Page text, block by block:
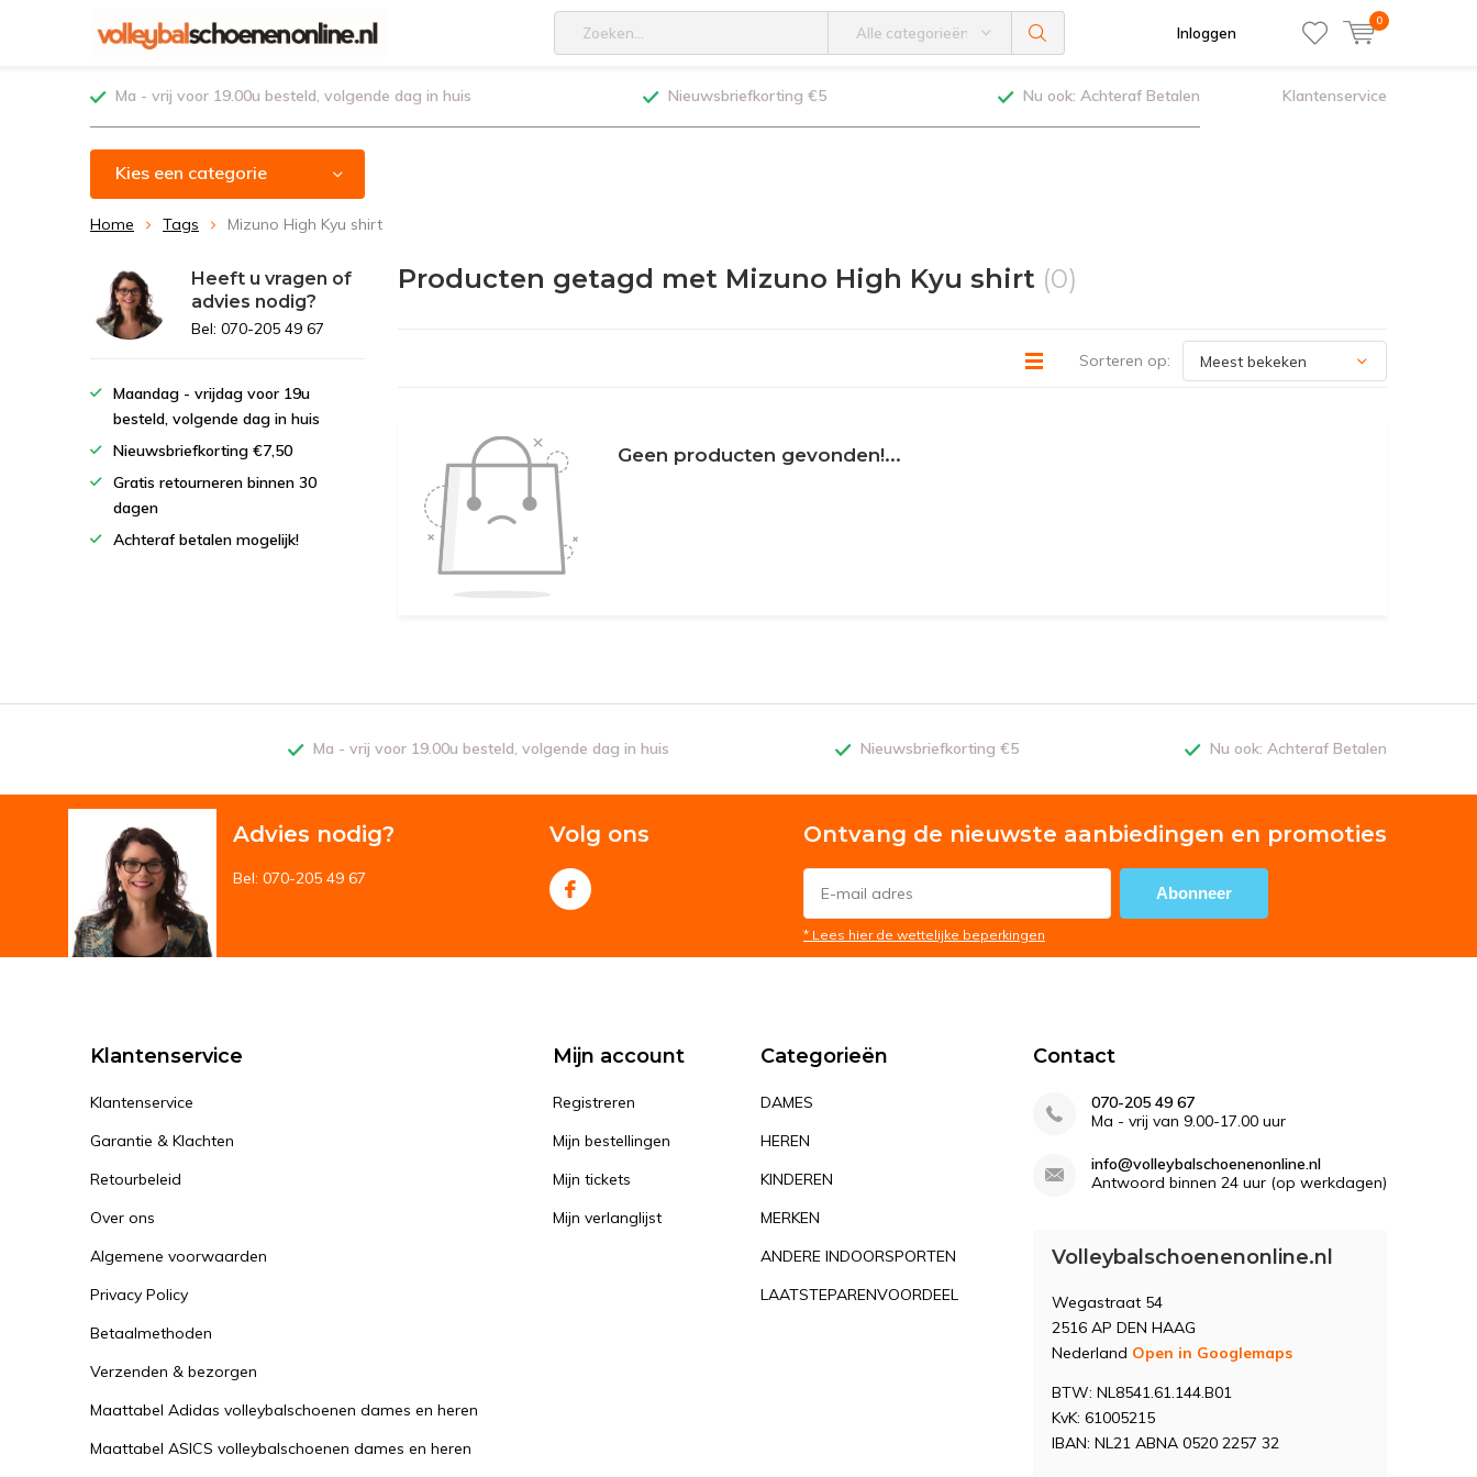
Alle categorieën Inloggen
0
Ma - vrij voor 19.00u besteld, volgende dag in huis Nieuwsbriefkorting €5 Nu ook: Achteraf Betalen Klantenservice
Kies een categorie
Home Tags Mizuno High Kyu shirt
Producten getagd met Mizuno High Kyu shirt (0)
Sorteren op:
Geen producten gevonden!...
Heeft u vragen of
advies nodig?
Bel: 070-205 49 67
Maandag - vrijdag voor 19u
besteld, volgende dag in huis
Nieuwsbriefkorting €7,50
Gratis retourneren binnen 30
dagen
Achteraf betalen mogelijk!
Ma - vrij voor 19.00u besteld, volgende dag in huis Nieuwsbriefkorting €5 Nu ook: Achteraf Betalen
Advies nodig?
Bel: 070-205 49 67
Volg ons Ontvang de nieuwste aanbiedingen en promoties
Abonneer
* Lees hier de wettelijke beperkingen
Klantenservice
Klantenservice
Garantie & Klachten
Retourbeleid
Over ons
Algemene voorwaarden
Privacy Policy
Betaalmethoden
Verzenden & bezorgen
Maattabel Adidas volleybalschoenen dames en heren
Maattabel ASICS volleybalschoenen dames en heren
Mijn account
Registreren
Mijn bestellingen
Mijn tickets
Mijn verlanglijst
Categorieën
DAMES
HEREN
KINDEREN
MERKEN
ANDERE INDOORSPORTEN
LAATSTEPARENVOORDEEL
Contact
070-205 49 67
Ma - vrij van 9.00-17.00 uur
info@volleybalschoenenonline.nl
Antwoord binnen 24 uur (op werkdagen)
Volleybalschoenenonline.nl
Wegastraat 54
2516 AP DEN HAAG
Nederland Open in Googlemaps
BTW: NL8541.61.144.B01
KvK: 61005215
IBAN: NL21 ABNA 0520 2257 32